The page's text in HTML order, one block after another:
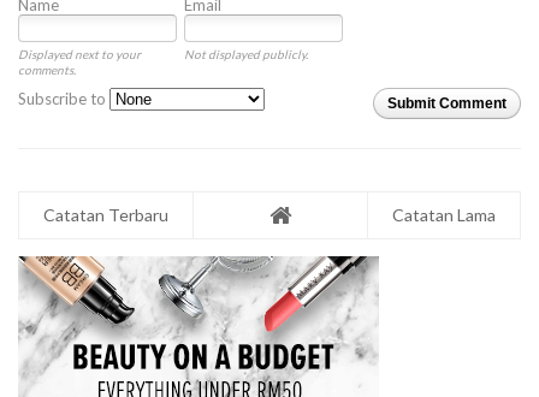
Name Email
Displayed next to your
comments.
Not displayed publicly.
Submit Comment
Subscribe to
Catatan Terbaru Catatan Lama